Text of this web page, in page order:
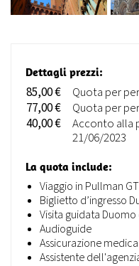
Dettagli prezzi:
85,00 €
Quota per
77,00 €
Quota per
40,00 €
Acconto alla
21/06/2023
La quota include:
Viaggio in Pullman GT
Biglietto d’ingresso
Visita guidata
Audioguide
Assicurazione medica
Assistente